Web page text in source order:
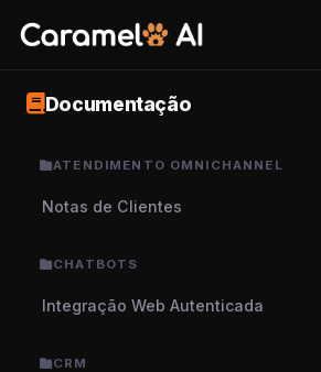
Documentação
ATENDIMENTO OMNICHANNEL
Notas de Clientes
CHATBOTS
Integração Web Autenticada
CRM